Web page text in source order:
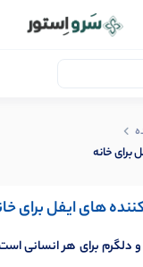
برای خانه
های ایفل برای
برای هر انسانی